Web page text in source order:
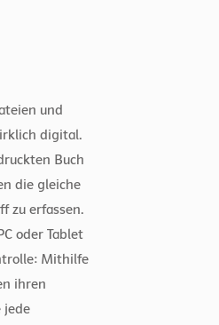
und
digital.
Buch
die gleiche
zu erfassen.
oder Tablet
Mithilfe
ihren
jede